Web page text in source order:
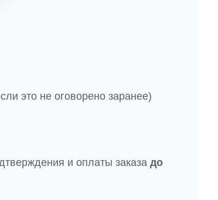
это не оговорено заранее)
и оплаты заказа до